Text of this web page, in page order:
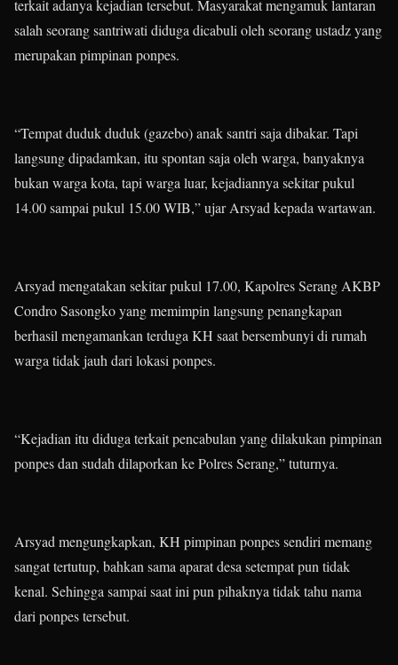
terkait adanya kejadian tersebut. Masyarakat mengamuk lantaran
salah seorang santriwati diduga dicabuli oleh seorang ustadz yang
merupakan pimpinan ponpes.
“Tempat duduk duduk (gazebo) anak santri saja dibakar. Tapi
langsung dipadamkan, itu spontan saja oleh warga, banyaknya
bukan warga kota, tapi warga luar, kejadiannya sekitar pukul
14.00 sampai pukul 15.00 WIB,” ujar Arsyad kepada wartawan.
Arsyad mengatakan sekitar pukul 17.00, Kapolres Serang AKBP
Condro Sasongko yang memimpin langsung penangkapan
berhasil mengamankan terduga KH saat bersembunyi di rumah
warga tidak jauh dari lokasi ponpes.
“Kejadian itu diduga terkait pencabulan yang dilakukan pimpinan
ponpes dan sudah dilaporkan ke Polres Serang,” tuturnya.
Arsyad mengungkapkan, KH pimpinan ponpes sendiri memang
sangat tertutup, bahkan sama aparat desa setempat pun tidak
kenal. Sehingga sampai saat ini pun pihaknya tidak tahu nama
dari ponpes tersebut.